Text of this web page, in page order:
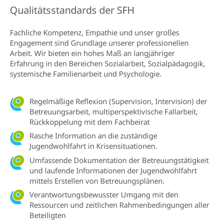
Qualitätsstandards der SFH
Fachliche Kompetenz, Empathie und unser großes
Engagement sind Grundlage unserer professionellen
Arbeit. Wir bieten ein hohes Maß an langjähriger
Erfahrung in den Bereichen Sozialarbeit, Sozialpädagogik,
systemische Familienarbeit und Psychologie.
Regelmäßige Reflexion (Supervision, Intervision) der
Betreuungsarbeit, multiperspektivische Fallarbeit,
Rückkoppelung mit dem Fachbeirat
Rasche Information an die zuständige
Jugendwohlfahrt in Krisensituationen.
Umfassende Dokumentation der Betreuungstätigkeit
und laufende Informationen der Jugendwohlfahrt
mittels Erstellen von Betreuungsplänen.
Verantwortungsbewusster Umgang mit den
Ressourcen und zeitlichen Rahmenbedingungen aller
Beteiligten